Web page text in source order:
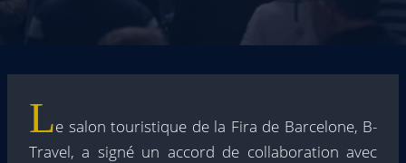
Le salon touristique de la Fira de Barcelone, B-
Travel, a signé un accord de collaboration avec